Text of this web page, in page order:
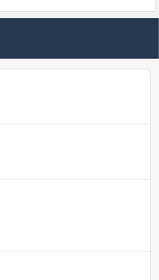
がダイレクトに感
のもとで作業を行いま
状態を説明し、最適な
あなたに任せて良かっ